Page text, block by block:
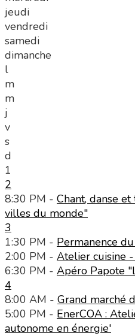
jeudi
vendredi
samedi
dimanche
l
m
m
j
v
s
d
1
2
8:30 PM - Chant, danse
villes du monde"
3
1:30 PM - Permanence
2:00 PM - Atelier cuisine
6:30 PM - Apéro Papote
4
8:00 AM - Grand marché
5:00 PM - EnerCOA :
autonome en énergie'